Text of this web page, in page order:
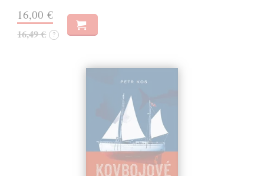
16,00 €
16,49 € ?